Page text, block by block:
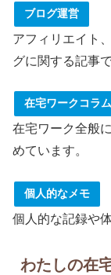
ブログ運営
アフィリエイト
グに関する記事で
在宅ワークコラム
在宅ワーク全般
めています。
個人的なメモ
個人的な記録や
わたしの在